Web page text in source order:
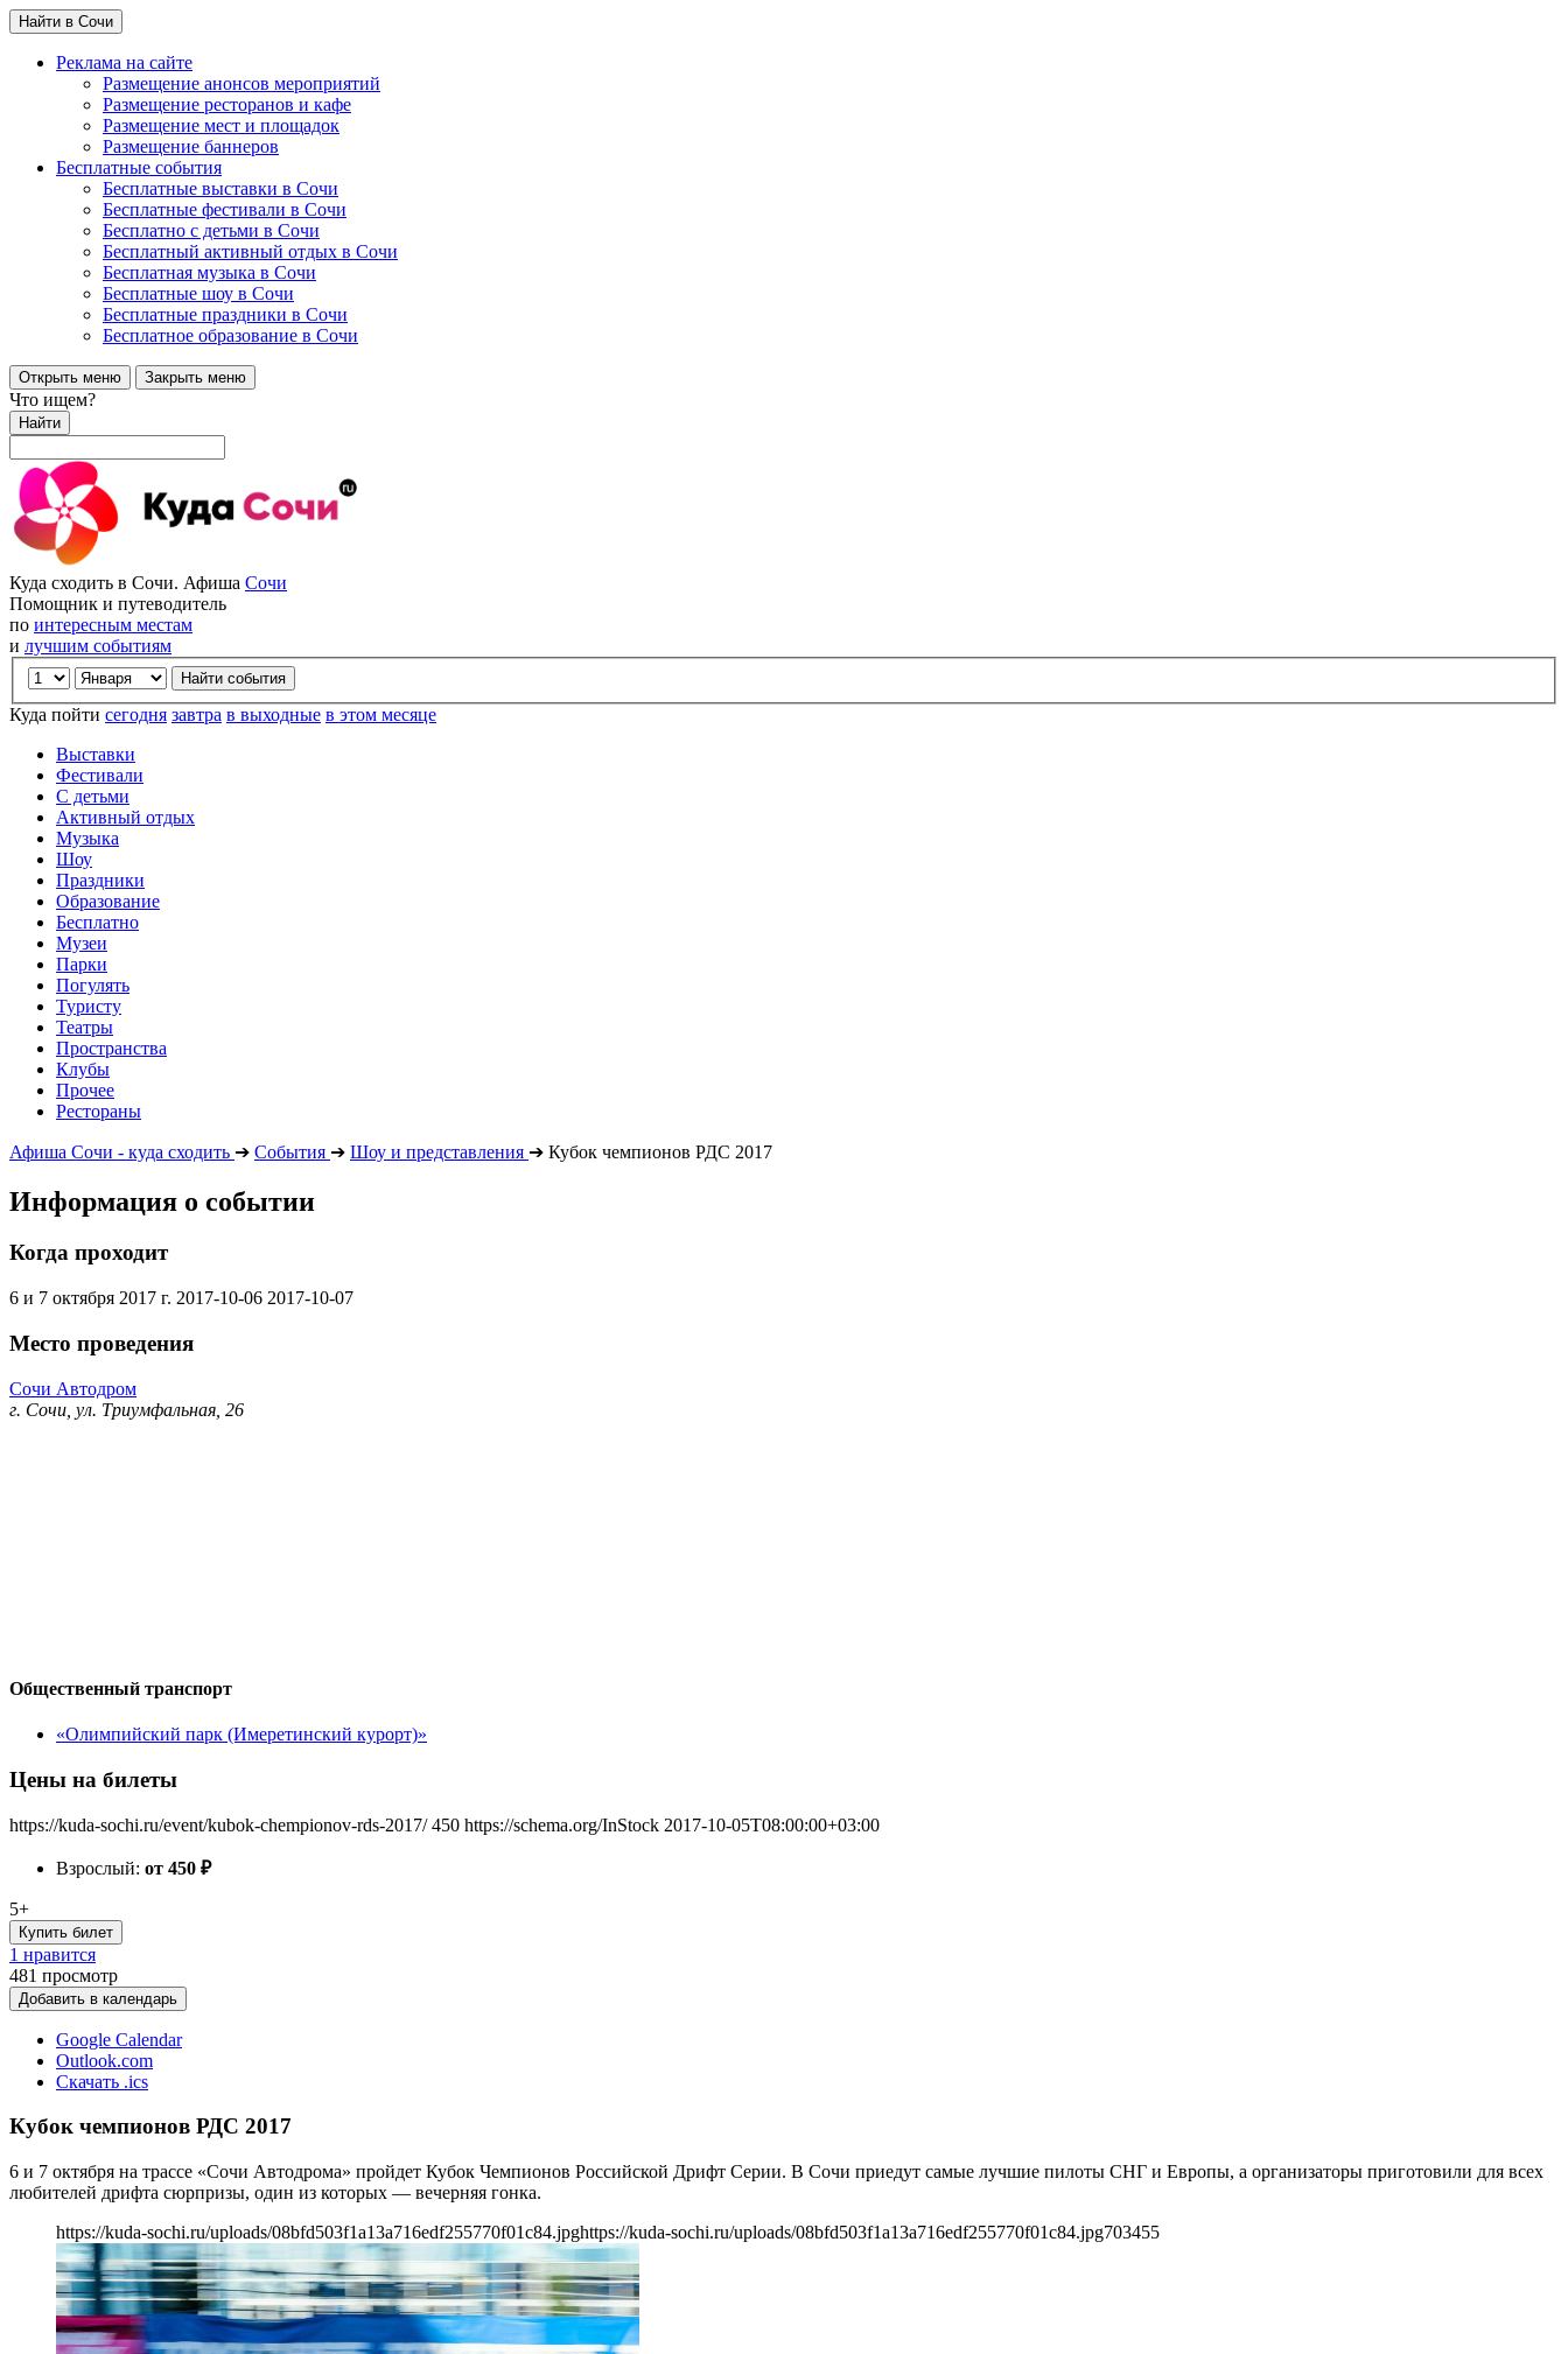
Найти в Сочи
Реклама на сайте
Размещение анонсов мероприятий
Размещение ресторанов и кафе
Размещение мест и площадок
Размещение баннеров
Бесплатные события
Бесплатные выставки в Сочи
Бесплатные фестивали в Сочи
Бесплатно с детьми в Сочи
Бесплатный активный отдых в Сочи
Бесплатная музыка в Сочи
Бесплатные шоу в Сочи
Бесплатные праздники в Сочи
Бесплатное образование в Сочи
Открыть меню Закрыть меню
Что ищем?
Найти
Куда сходить в Сочи. Афиша Сочи
Помощник и путеводитель
по интересным местам
и лучшим событиям
Куда пойти сегодня завтра в выходные в этом месяце
Выставки
Фестивали
С детьми
Активный отдых
Музыка
Шоу
Праздники
Образование
Бесплатно
Музеи
Парки
Погулять
Туристу
Театры
Пространства
Клубы
Прочее
Рестораны
Афиша Сочи - куда сходить ➔ События ➔ Шоу и представления ➔ Кубок чемпионов РДС 2017
Информация о событии
Когда проходит
6 и 7 октября 2017 г. 2017-10-06 2017-10-07
Место проведения
Сочи Автодром
г​. Сочи, ул​. Триумфальная, 26
Общественный транспорт
«Олимпийский парк (Имеретинский курорт)»
Цены на билеты
https://kuda-sochi.ru/event/kubok-chempionov-rds-2017/ 450 https://schema.org/InStock 2017-10-05T08:00:00+03:00
Взрослый: от 450 ₽
5+
Купить билет
1 нравится
481 просмотр
Добавить в календарь
Google Calendar
Outlook.com
Скачать .ics
Кубок чемпионов РДС 2017
6 и 7 октября на трассе «Сочи Автодрома» пройдет Кубок Чемпионов Российской Дрифт Серии. В Сочи приедут самые лучшие пилоты СНГ и Европы, а организаторы приготовили для всех
любителей дрифта сюрпризы, один из которых — вечерняя гонка.
https://kuda-sochi.ru/uploads/08bfd503f1a13a716edf255770f01c84.jpghttps://kuda-sochi.ru/uploads/08bfd503f1a13a716edf255770f01c84.jpg703455